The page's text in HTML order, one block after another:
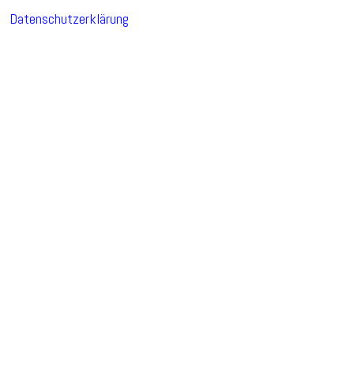
Datenschutzerklärung